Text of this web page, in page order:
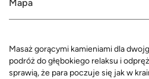
Mapa
Masaż gorącymi kamieniami dla
podróż do głębokiego relaksu i
sprawią, że para poczuje się jak w